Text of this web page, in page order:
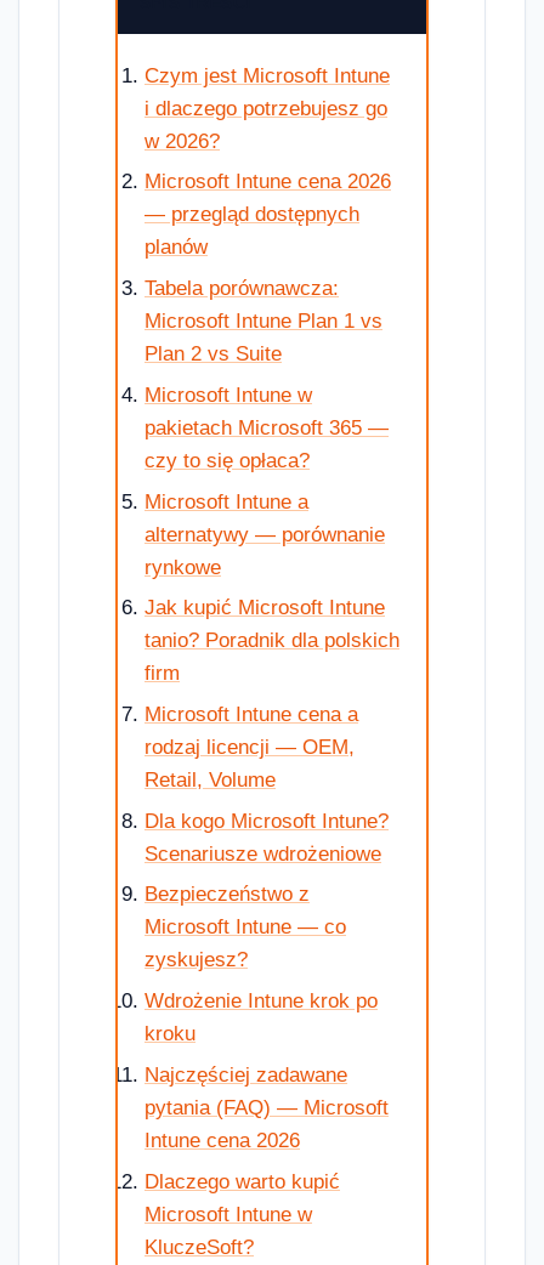
Czym jest Microsoft Intune
i dlaczego potrzebujesz go
w 2026?
Microsoft Intune cena 2026
— przegląd dostępnych
planów
Tabela porównawcza:
Microsoft Intune Plan 1 vs
Plan 2 vs Suite
Microsoft Intune w
pakietach Microsoft 365 —
czy to się opłaca?
Microsoft Intune a
alternatywy — porównanie
rynkowe
Jak kupić Microsoft Intune
tanio? Poradnik dla polskich
firm
Microsoft Intune cena a
rodzaj licencji — OEM,
Retail, Volume
Dla kogo Microsoft Intune?
Scenariusze wdrożeniowe
Bezpieczeństwo z
Microsoft Intune — co
zyskujesz?
Wdrożenie Intune krok po
kroku
Najczęściej zadawane
pytania (FAQ) — Microsoft
Intune cena 2026
Dlaczego warto kupić
Microsoft Intune w
KluczeSoft?